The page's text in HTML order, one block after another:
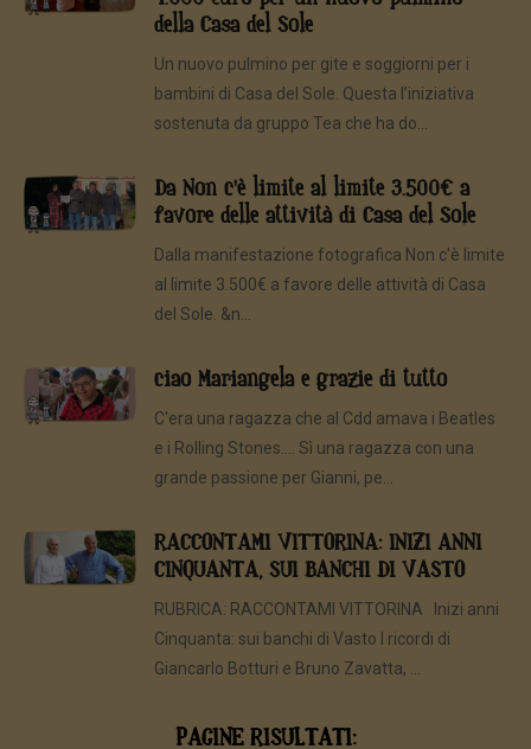
della Casa del Sole
Un nuovo pulmino per gite e soggiorni per i
bambini di Casa del Sole. Questa l’iniziativa
sostenuta da gruppo Tea che ha do...
Da Non c'è limite al limite 3.500€ a
favore delle attività di Casa del Sole
Dalla manifestazione fotografica Non c'è limite
al limite 3.500€ a favore delle attività di Casa
del Sole. &n...
ciao Mariangela e grazie di tutto
C'era una ragazza che al Cdd amava i Beatles
e i Rolling Stones.... Sì una ragazza con una
grande passione per Gianni, pe...
RACCONTAMI VITTORINA: INIZI ANNI
CINQUANTA, SUI BANCHI DI VASTO
RUBRICA: RACCONTAMI VITTORINA Inizi anni
Cinquanta: sui banchi di Vasto I ricordi di
Giancarlo Botturi e Bruno Zavatta, ...
PAGINE RISULTATI: